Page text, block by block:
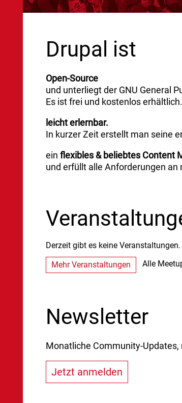
Drupal ist
Open-Source
und unterliegt der GNU General
Es ist frei und kostenlos erhältlich.
leicht erlernbar.
In kurzer Zeit erstellt man seine
ein flexibles & beliebtes Content
und erfüllt alle Anforderungen
Derzeit gibt es keine
Mehr Veranstaltungen
Alle
Newsletter
Monatliche Community-Updates,
Jetzt anmelden